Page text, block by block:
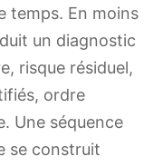
temps. En moins
un diagnostic
risque résiduel,
ordre
Une séquence
se construit